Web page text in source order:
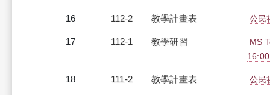
16 112-2 教學計畫表 公民
17 112-1 教學研習
MS
18 111-2 教學計畫表 公民